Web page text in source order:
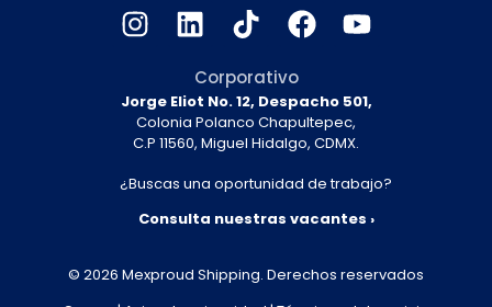
Corporativo
Jorge Eliot No. 12, Despacho 501,
Colonia Polanco Chapultepec,
C.P 11560, Miguel Hidalgo, CDMX.
¿Buscas una oportunidad de trabajo?
Consulta nuestras vacantes ›
© 2026 Mexproud Shipping. Derechos reservados